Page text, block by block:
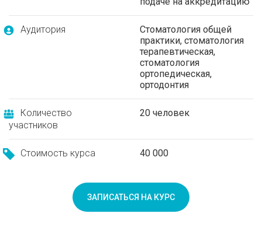
Аудитория
Стоматология общей
практики, стоматология
терапевтическая,
стоматология
ортопедическая,
ортодонтия
Количество
участников
20 человек
Стоимость курса 40 000
ЗАПИСАТЬСЯ НА КУРС